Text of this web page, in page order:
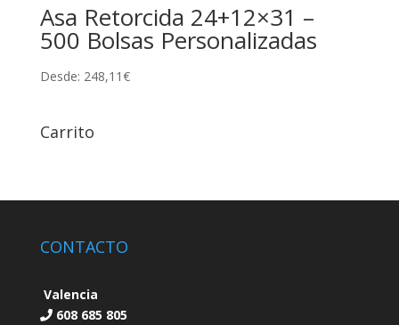
Asa Retorcida 24+12×31 –
500 Bolsas Personalizadas
Desde: 248,11€
Carrito
CONTACTO
Valencia
608 685 805